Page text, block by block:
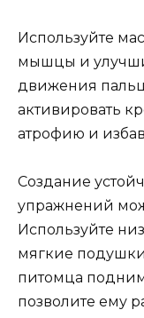
Используйте
мышцы и
движения
активировать
атрофию и
Создание
упражнений
Используйте
мягкие
питомца
позволите ему